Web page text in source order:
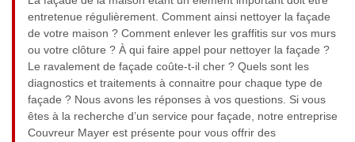
entretenue régulièrement. Comment ainsi nettoyer la façade
de votre maison ? Comment enlever les graffitis sur vos murs
ou votre clôture ? À qui faire appel pour nettoyer la façade ?
Le ravalement de façade coûte-t-il cher ? Quels sont les
diagnostics et traitements à connaitre pour chaque type de
façade ? Nous avons les réponses à vos questions. Si vous
êtes à la recherche d’un service pour façade, notre entreprise
Couvreur Mayer est présente pour vous offrir des